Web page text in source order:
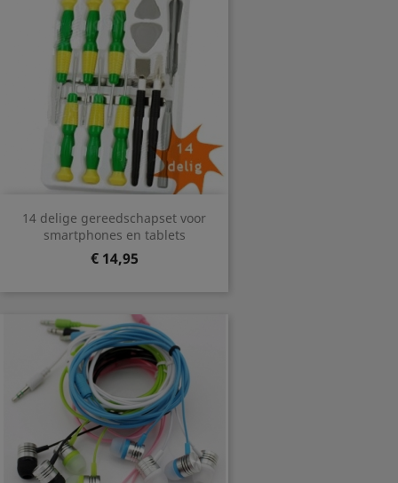
14 delige gereedschapset voor
smartphones en tablets
Prijs
€ 14,95